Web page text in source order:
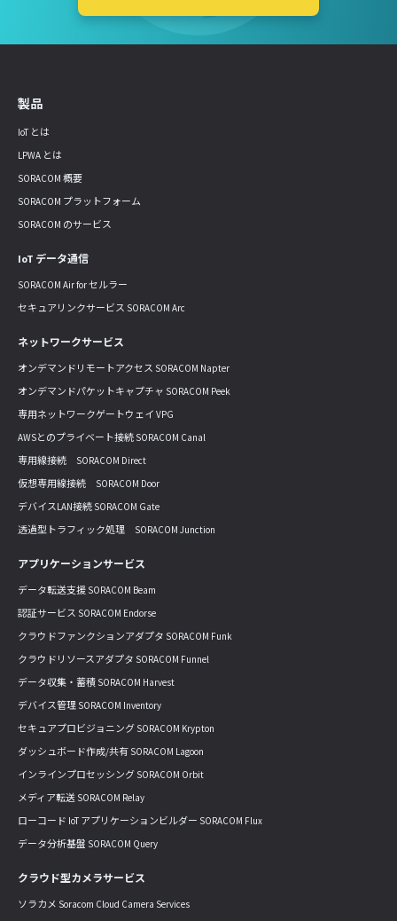
製品
IoT とは
LPWA とは
SORACOM 概要
SORACOM プラットフォーム
SORACOM のサービス
IoT データ通信
SORACOM Air for セルラー
セキュアリンクサービス SORACOM Arc
ネットワークサービス
オンデマンドリモートアクセス SORACOM Napter
オンデマンドパケットキャプチャ SORACOM Peek
専用ネットワークゲートウェイ VPG
AWSとのプライベート接続 SORACOM Canal
専用線接続 SORACOM Direct
仮想専用線接続 SORACOM Door
デバイスLAN接続 SORACOM Gate
透過型トラフィック処理 SORACOM Junction
アプリケーションサービス
データ転送支援 SORACOM Beam
認証サービス SORACOM Endorse
クラウドファンクションアダプタ SORACOM Funk
クラウドリソースアダプタ SORACOM Funnel
データ収集・蓄積 SORACOM Harvest
デバイス管理 SORACOM Inventory
セキュアプロビジョニング SORACOM Krypton
ダッシュボード作成/共有 SORACOM Lagoon
インラインプロセッシング SORACOM Orbit
メディア転送 SORACOM Relay
ローコード IoT アプリケーションビルダー SORACOM Flux
データ分析基盤 SORACOM Query
クラウド型カメラサービス
ソラカメ Soracom Cloud Camera Services